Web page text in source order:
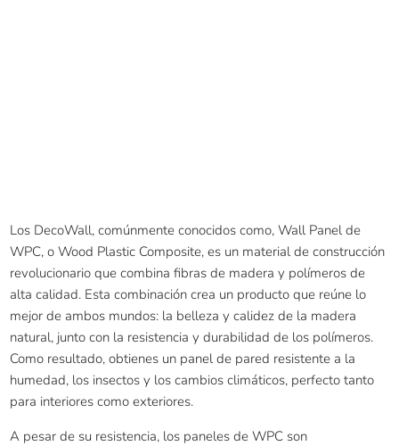
Los DecoWall, comúnmente conocidos como, Wall Panel de
WPC, o Wood Plastic Composite, es un material de construcción
revolucionario que combina fibras de madera y polímeros de
alta calidad. Esta combinación crea un producto que reúne lo
mejor de ambos mundos: la belleza y calidez de la madera
natural, junto con la resistencia y durabilidad de los polímeros.
Como resultado, obtienes un panel de pared resistente a la
humedad, los insectos y los cambios climáticos, perfecto tanto
para interiores como exteriores.
A pesar de su resistencia, los paneles de WPC son